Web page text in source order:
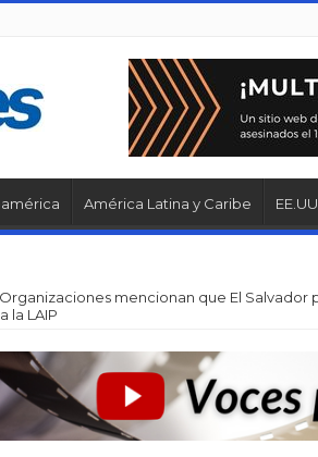
América Latina y Caribe EE.UU
Organizaciones mencionan que El Salvador
la LAIP